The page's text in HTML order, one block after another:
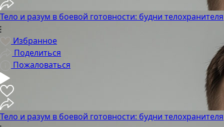
Тело и разум в боевой готовности: будни телохранителя
Избранное
Поделиться
Пожаловаться
Тело и разум в боевой готовности: будни телохранителя